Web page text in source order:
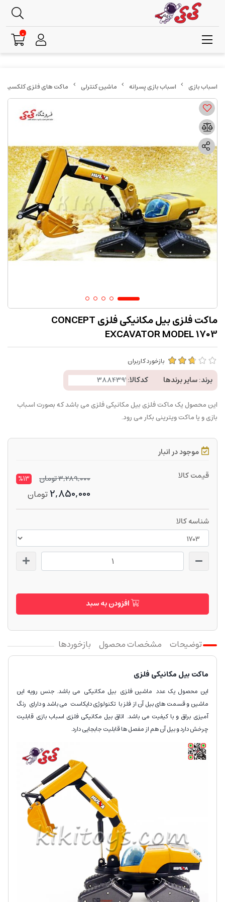
اسباب بازی پسرانه ماشین کنترلی ماکت های فلزی
ماکت فلزی بیل مکانیکی فلزی CONCEPT
EXCAVATOR MODEL 1703
بازخورد کاربران
برند:سایر برندها کدکالا:
این محصول یک ماکت فلزی بیل مکانیکی فلزی می باشد که بصورت اسباب
بازی و یا ماکت ویترینی بکار می رود.
موجود در انبار
قیمت کالا
3,289,000تومان %13
2,850,000تومان
شناسه کالا
افزودن به سبد
توضیحات مشخصات محصول بازخوردها
ماکت بیل مکانیکی فلزی
این محصول یک عدد ماشین فلزی بیل مکانیکی می باشد. جنس رویه این
ماشین و قسمت های بیل آن از فلز با تکنولوژی دایکاست می باشد و دارای رنگ
آمیزی براق و با کیفیت می باشد. اتاق بیل مکانیکی فلزی اسباب بازی قابلیت
چرخش دارد و بیل آن هم از مفصل ها قابلیت جابجایی دارد.
0